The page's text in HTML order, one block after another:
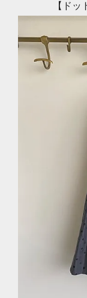
【ド